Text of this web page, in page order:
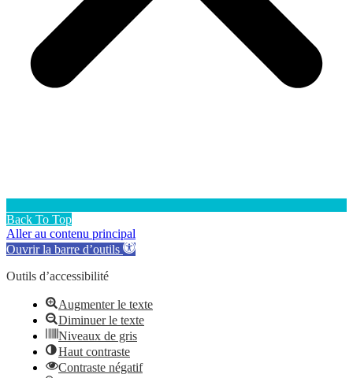
Back To Top
Aller au contenu principal
Ouvrir la barre d’outils
Outils d’accessibilité
Augmenter le texte
Diminuer le texte
Niveaux de gris
Haut contraste
Contraste négatif